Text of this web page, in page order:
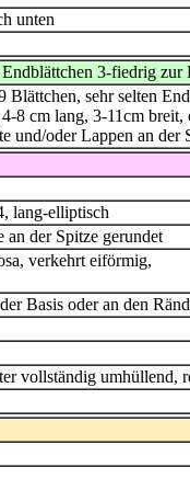
unten
3-fiedrig
Blättchen, sehr selten
8 cm lang, 3-11cm
und/oder Lappen an der
lang-elliptisch
der Spitze gerundet
verkehrt eiförmig,
Basis oder an den
vollständig umhüllend,